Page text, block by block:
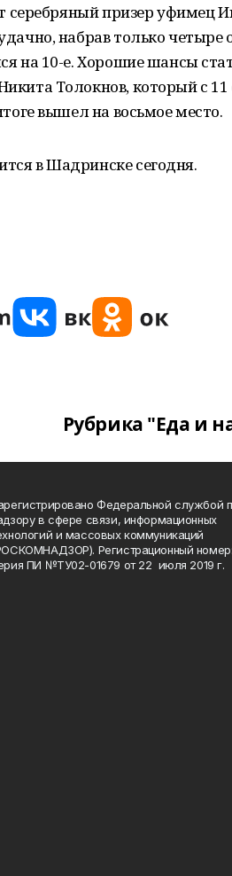
серебряный призер уфимец
набрав только четыре
на 10-е. Хорошие шансы
Толокнов, который с
вышел на восьмое место.
в Шадринске сегодня.
Рубрика "Еда и
Федеральной службой
в сфере связи, информационных
и массовых коммуникаций
Регистрационный номер:
ПИ №ТУ02-01679 от 22 июля 2019 г.